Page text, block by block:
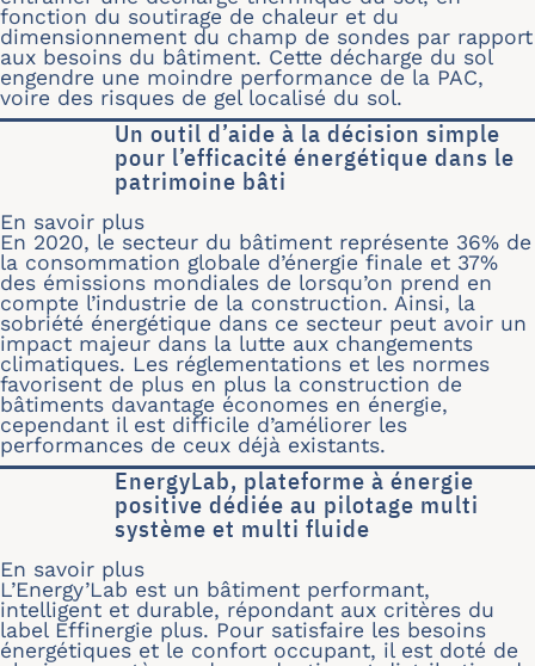
fonction du soutirage de chaleur et du
dimensionnement du champ de sondes par rapport
aux besoins du bâtiment. Cette décharge du sol
engendre une moindre performance de la PAC,
voire des risques de gel localisé du sol.
Un outil d’aide à la décision simple
pour l’efficacité énergétique dans le
patrimoine bâti
En savoir plus
En 2020, le secteur du bâtiment représente 36% de
la consommation globale d’énergie finale et 37%
des émissions mondiales de lorsqu’on prend en
compte l’industrie de la construction. Ainsi, la
sobriété énergétique dans ce secteur peut avoir un
impact majeur dans la lutte aux changements
climatiques. Les réglementations et les normes
favorisent de plus en plus la construction de
bâtiments davantage économes en énergie,
cependant il est difficile d’améliorer les
performances de ceux déjà existants.
EnergyLab, plateforme à énergie
positive dédiée au pilotage multi
système et multi fluide
En savoir plus
L’Energy’Lab est un bâtiment performant,
intelligent et durable, répondant aux critères du
label Effinergie plus. Pour satisfaire les besoins
énergétiques et le confort occupant, il est doté de